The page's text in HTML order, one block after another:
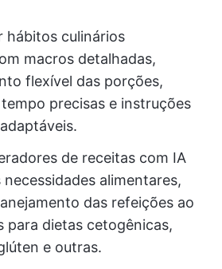
hábitos culinários
macros detalhadas,
flexível das porções,
precisas e instruções
de receitas com IA
alimentares,
das refeições ao
para dietas cetogênicas,
e outras.